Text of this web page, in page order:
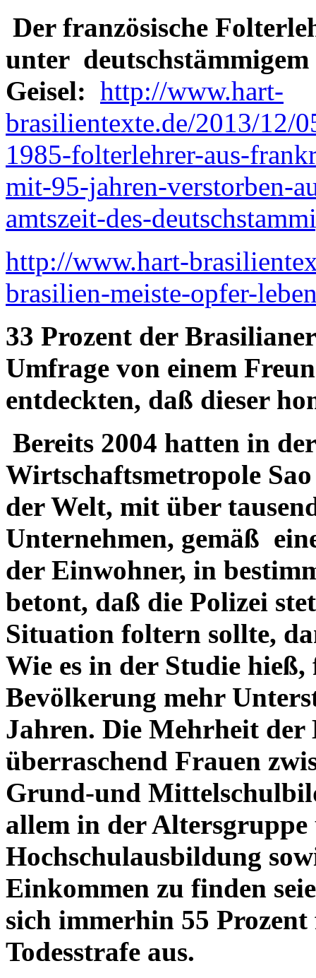
Der französische
unter
Geisel: http://www.hart-
brasilientexte.de/2013/12/
1985-folterlehrer-aus-
mit-95-jahren-verstorben-
amtszeit-des-
http://www.hart-
brasilien-meiste-opfer-
33 Prozent der
Umfrage von einem
entdeckten, daß dieser
Bereits 2004 hatten in
Wirtschaftsmetropole
der Welt, mit über
Unternehmen, gemäß
der Einwohner, in
betont, daß die Polizei
Situation foltern sollte,
Wie es in der Studie
Bevölkerung mehr
Jahren. Die Mehrheit der
überraschend Frauen
Grund-und
allem in der
Hochschulausbildung
Einkommen zu finden
sich immerhin 55
Todesstrafe aus.